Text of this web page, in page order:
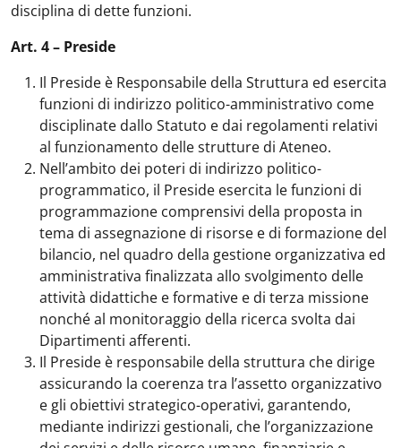
disciplina di dette funzioni.
Art. 4 – Preside
Il Preside è Responsabile della Struttura ed esercita
funzioni di indirizzo politico-amministrativo come
disciplinate dallo Statuto e dai regolamenti relativi
al funzionamento delle strutture di Ateneo.
Nell’ambito dei poteri di indirizzo politico-
programmatico, il Preside esercita le funzioni di
programmazione comprensivi della proposta in
tema di assegnazione di risorse e di formazione del
bilancio, nel quadro della gestione organizzativa ed
amministrativa finalizzata allo svolgimento delle
attività didattiche e formative e di terza missione
nonché al monitoraggio della ricerca svolta dai
Dipartimenti afferenti.
Il Preside è responsabile della struttura che dirige
assicurando la coerenza tra l’assetto organizzativo
e gli obiettivi strategico-operativi, garantendo,
mediante indirizzi gestionali, che l’organizzazione